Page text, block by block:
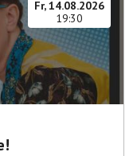
Fr, 14.08.2026
19:30